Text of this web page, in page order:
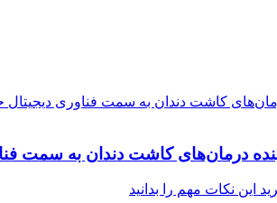
درمان‌های کاشت دندان به سمت فناوری
آینده درمان‌های کاشت دندان به